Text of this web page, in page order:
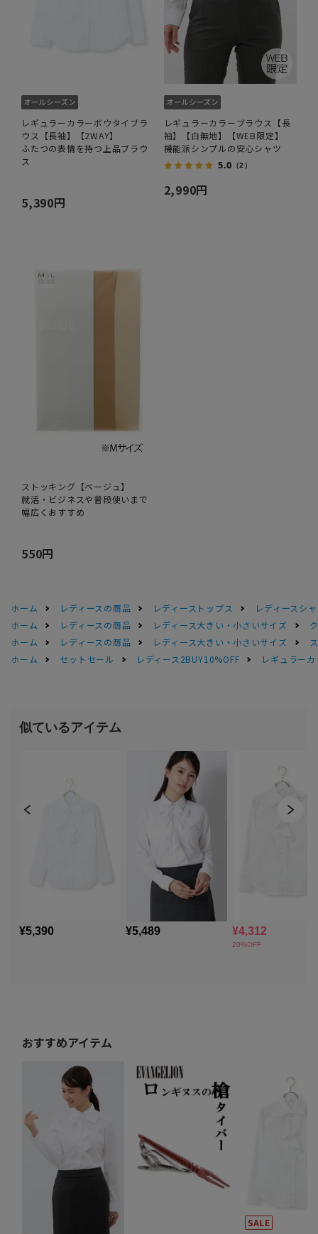
レギュラーカラーボウタイブラ
ウス【長袖】【2WAY】
ふたつの表情を持つ上品ブラウ
ス
5,390円
レギュラーカラーブラウス【長
袖】【白無地】【WEB限定】
機能派シンプルの安心シャツ
5.0 （2）
2,990円
ストッキング【ベージュ】
就活・ビジネスや普段使いまで
幅広くおすすめ
550円
ホーム レディースの商品 レディーストップス
レディースシ
ホーム
レディースの商品 レディース大きい・小さいサイズ
ホーム
レディースの商品 レディース大きい・小さいサイズ
ホーム
セットセール レディース2BUY10%OFF レギュラー